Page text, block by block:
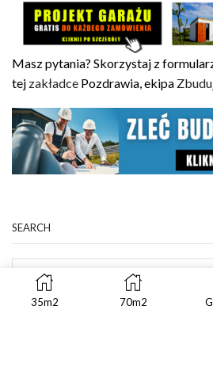
Masz pytania? Skorzystaj z
tej zakładce Pozdrawia, ekipa
SEARCH
35m2
70m2